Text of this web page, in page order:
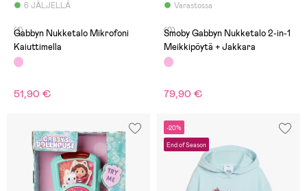
6 JÄLJELLÄ
(1)
Gabbyn Nukketalo Mikrofoni
Kaiuttimella
51,90 €
Varastossa
(0)
Smoby Gabbyn Nukketalo 2-in-1
Meikkipöytä + Jakkara
79,90 €
-20%
End of Season